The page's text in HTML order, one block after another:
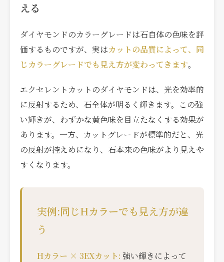
える
ダイヤモンドのカラーグレードは石自体の色味を評
価するものですが、実はカットの品質によって、同
じカラーグレードでも見え方が変わってきます。
エクセレントカットのダイヤモンドは、光を効率的
に反射するため、石全体が明るく輝きます。この強
い輝きが、わずかな黄色味を目立たなくする効果が
あります。一方、カットグレードが標準的だと、光
の反射が控えめになり、石本来の色味がより見えや
すくなります。
実例:同じHカラーでも見え方が違
う
Hカラー × 3EXカット: 強い輝きによって